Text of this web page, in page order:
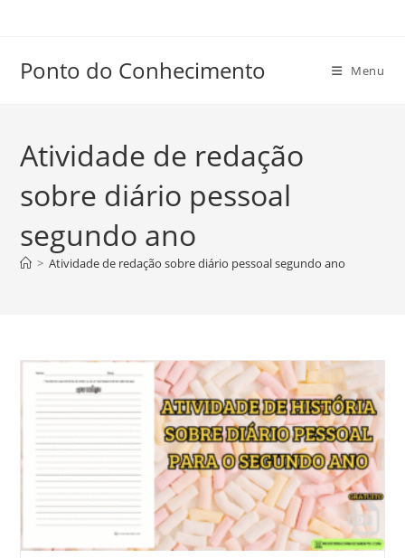
conteúdo
Ponto do Conhecimento Menu
Atividade de redação
sobre diário pessoal
segundo ano
> Atividade de redação sobre diário pessoal segundo ano